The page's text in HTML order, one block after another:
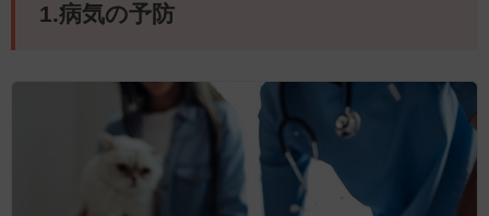
1.病気の予防